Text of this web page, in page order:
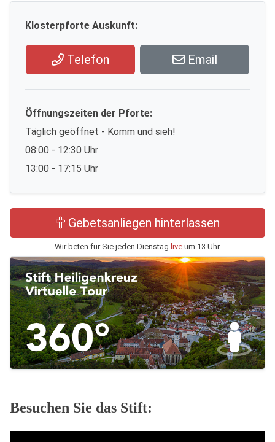
Klosterpforte Auskunft:
Telefon Email
Öffnungszeiten der Pforte:
Täglich geöffnet - Komm und sieh!
08:00 - 12:30 Uhr
13:00 - 17:15 Uhr
Gebetsanliegen hinterlassen
Wir beten für Sie jeden Dienstag liveum 13 Uhr.
Besuchen Sie das Stift: